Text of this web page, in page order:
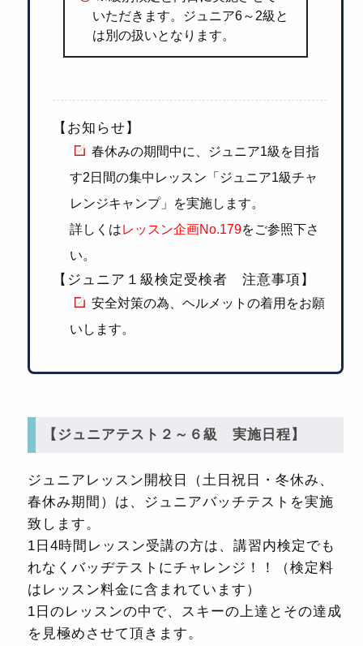
いただきます。ジュニア6～2級と
は別の扱いとなります。
【お知らせ】
春休みの期間中に、ジュニア1級を目指
す2日間の集中レッスン「ジュニア1級チャ
レンジキャンプ」を実施します。
詳しくはレッスン企画No.179をご参照下さ
い。
【ジュニア１級検定受検者 注意事項】
安全対策の為、ヘルメットの着用をお願
いします。
【ジュニアテスト２～６級 実施日程】
ジュニアレッスン開校日（土日祝日・冬休み、
春休み期間）は、ジュニアバッチテストを実施
致します。
1日4時間レッスン受講の方は、講習内検定でも
れなくバッヂテストにチャレンジ！！（検定料
はレッスン料金に含まれています）
1日のレッスンの中で、スキーの上達とその達成
を見極めさせて頂きます。